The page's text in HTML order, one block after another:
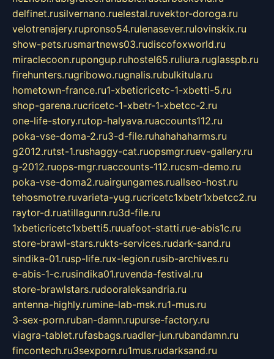
delfinet.rusilvernano.ruelestal.ruvektor-doroga.ru
velotrenajery.rupronso54.rulenasever.rulovinskix.ru
show-pets.rusmartnews03.rudiscofoxworld.ru
miraclecoon.rupongup.ruhostel65.ruliura.ruglasspb.ru
firehunters.rugribowo.rugnalis.rubulkitula.ru
hometown-france.ru1-xbeticricetc-1-xbetti-5.ru
shop-garena.rucricetc-1-xbetr-1-xbetcc-2.ru
one-life-story.rutop-halyava.ruaccounts112.ru
poka-vse-doma-2.ru3-d-file.ruhahahaharms.ru
g2012.rutst-1.rushaggy-cat.ruopsmgr.ruev-gallery.ru
g-2012.ruops-mgr.ruaccounts-112.rucsm-demo.ru
poka-vse-doma2.ruairgungames.ruallseo-host.ru
tehosmotre.ruvarieta-yug.rucricetc1xbetr1xbetcc2.ru
raytor-d.ruatillagunn.ru3d-file.ru
1xbeticricetc1xbetti5.ruuafoot-statti.rue-abis1c.ru
store-brawl-stars.rukts-services.rudark-sand.ru
sindika-01.rusp-life.rux-legion.rusib-archives.ru
e-abis-1-c.rusindika01.ruvenda-festival.ru
store-brawlstars.rudooraleksandria.ru
antenna-highly.rumine-lab-msk.ru1-mus.ru
3-sex-porn.ruban-damn.rupurse-factory.ru
viagra-tablet.rufasbags.ruadler-jun.rubandamn.ru
fincontech.ru3sexporn.ru1mus.rudarksand.ru